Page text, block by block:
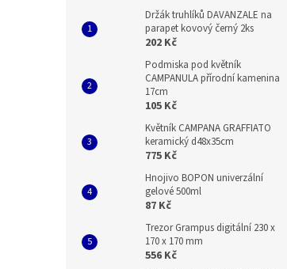
Držák truhlíků DAVANZALE na
parapet kovový černý 2ks
202 Kč
Podmiska pod květník
CAMPANULA přírodní kamenina
17cm
105 Kč
Květník CAMPANA GRAFFIATO
keramický d48x35cm
775 Kč
Hnojivo BOPON univerzální
gelové 500ml
87 Kč
Trezor Grampus digitální 230 x
170 x 170 mm
556 Kč